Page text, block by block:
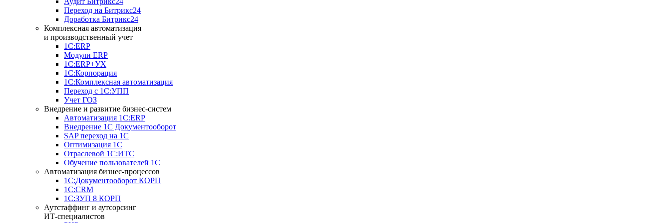
Переход на Битрикс24
Доработка Битрикс24
Комплексная автоматизация
и производственный учет
1С:ERP
Модули ERP
1C:ERP+УХ
1С:Корпорация
1С:Комплексная автоматизация
Переход с 1С:УПП
Учет ГОЗ
Внедрение и развитие бизнес-систем
Автоматизация 1С:ERP
Внедрение 1С Документооборот
SAP переход на 1С
Оптимизация 1С
Отраслевой 1С:ИТС
Обучение пользователей 1С
Автоматизация бизнес-процессов
1С:Документооборот КОРП
1С:CRM
1С:ЗУП 8 КОРП
Аутстаффинг и аутсорсинг
ИТ-специалистов